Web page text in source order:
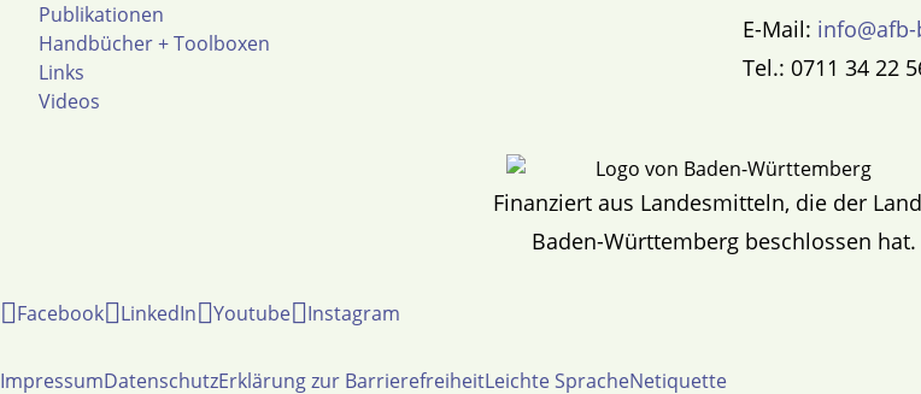
Publikationen
Handbücher + Toolboxen
Links
Videos
E-Mail:
Tel.: 0711 34 22
Finanziert aus Landesmitteln, die der
Baden-Württemberg beschlossen hat.
Facebook LinkedIn Youtube Instagram
ImpressumDatenschutzErklärung zur BarrierefreiheitLeichte SpracheNetiquette